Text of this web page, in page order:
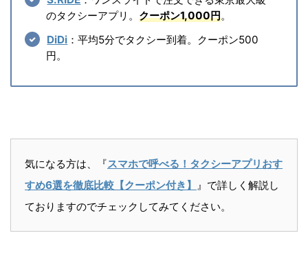
のタクシーアプリ。 クーポン1,000円。
DiDi ：平均5分でタクシー到着。クーポン500
円。
気になる方は、『スマホで呼べる！タクシーアプリおす
すめ6選を徹底比較【クーポン付き】
』で詳しく解説し
ておりますのでチェックしてみてください。